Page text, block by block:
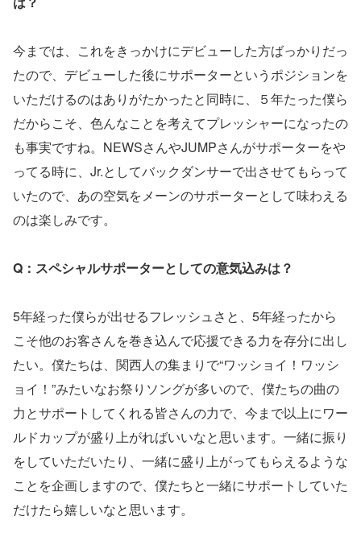
今までは、これをきっかけにデビューした方ばっかりだっ
たので、デビューした後にサポーターというポジションを
いただけるのはありがたかったと同時に、５年たった僕ら
だからこそ、色んなことを考えてプレッシャーになったの
も事実ですね。NEWSさんやJUMPさんがサポーターをや
ってる時に、Jr.としてバックダンサーで出させてもらって
いたので、あの空気をメーンのサポーターとして味わえる
のは楽しみです。
Q：スペシャルサポーターとしての意気込みは？
5年経った僕らが出せるフレッシュさと、5年経ったから
こそ他のお客さんを巻き込んで応援できる力を存分に出し
たい。僕たちは、関西人の集まりで“ワッショイ！ワッシ
ョイ！”みたいなお祭りソングが多いので、僕たちの曲の
力とサポートしてくれる皆さんの力で、今まで以上にワー
ルドカップが盛り上がればいいなと思います。一緒に振り
をしていただいたり、一緒に盛り上がってもらえるような
ことを企画しますので、僕たちと一緒にサポートしていた
だけたら嬉しいなと思います。